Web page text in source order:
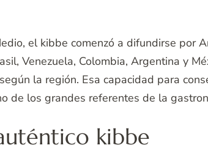
el kibbe comenzó a difundirse por
Venezuela, Colombia, Argentina y
la región. Esa capacidad para
de los grandes referentes de la
kibbe